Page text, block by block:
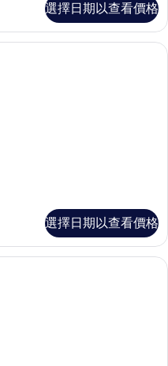
選擇日期以查看價格
政三人房 | 高級寢具、書桌、遮光
選擇日期以查看價格
庭四人房 | 高級寢具、書桌、遮光